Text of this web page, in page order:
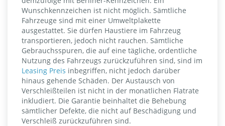
Wunschkennzeichen ist nicht möglich. Sämtliche
Fahrzeuge sind mit einer Umweltplakette
ausgestattet. Sie dürfen Haustiere im Fahrzeug
transportieren, jedoch nicht rauchen. Sämtliche
Gebrauchsspuren, die auf eine tägliche, ordentliche
Nutzung des Fahrzeugs zurückzuführen sind, sind im
Leasing Preis inbegriffen, nicht jedoch darüber
hinaus gehende Schäden. Der Austausch von
Verschleißteilen ist nicht in der monatlichen Flatrate
inkludiert. Die Garantie beinhaltet die Behebung
sämtlicher Defekte, die nicht auf Beschädigung und
Verschleiß zurückzuführen sind.